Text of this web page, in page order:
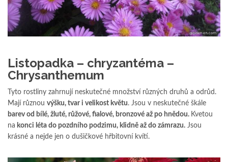
Listopadka – chryzantéma –
Chrysanthemum
Tyto rostliny zahrnují neskutečné množství různých druhů a odrůd.
Mají různou výšku, tvar i velikost květu. Jsou v neskutečné škále
barev od bílé, žluté, růžové, fialové, bronzové až po hnědou. Kvetou
na konci léta do pozdního podzimu, klidně až do zámrazu. Jsou
krásné a nejde jen o dušičkové hřbitovní kvítí.